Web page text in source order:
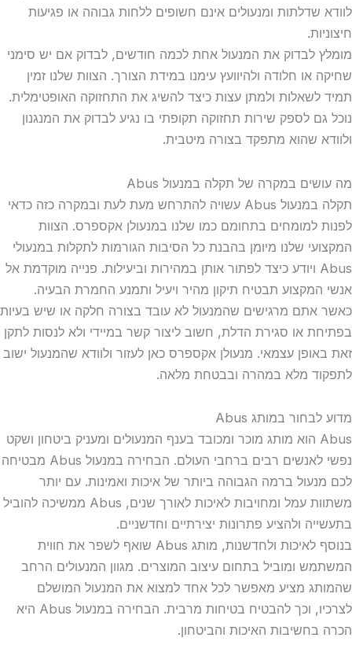
לוודא שדלתות ומנעולים אינם חשופים ללחות גבוהה או פגיעות
חיצוניות.
מומלץ לבדוק את המנעול אחת לכמה חודשים, לבדוק אם יש סימני
שחיקה או חלודה ולהיוועץ עימנו במידת הצורך. הצוות שלנו זמין
תמיד לשאלות ולמתן עצות כיצד להשיג את התחזוקה האופטימלית.
נוכל גם לספק שירות תחזוקה תקופתי בו נגיע לבדוק את המנגנון
ולוודא שהוא מתפקד בצורה מיטבית.
מה עושים במקרה של תקלה במנעול Abus
תקלה במנעול Abus עשויה להתרחש מעת לעת ובמקרה כזה כדאי
לפנות למומחים בתחומם כמו שלנו במנעולן אקספרס. הצוות
המקצועי שלנו מיומן בהבנת כל הסיבות הגורמות לתקלות במנעולי
Abus ויודע כיצד לפתור אותן במהירות וביעילות. פנייה מוקדמת אל
אנשי המקצוע תבטיח תיקון מהיר ויעיל ותמנע החמרת הבעיה.
כאשר אתם מרגישים שהמנעול לא עובד בצורה חלקה או שיש בעיות
בפתיחת או סגירת הדלת, חשוב ליצור קשר במיידי ולא לנסות לתקן
זאת באופן עצמאי. מנעולן אקספרס כאן לעזור ולוודא שהמנעול ישוב
לתפקוד מלא במהרה ובבטחת מלאה.
מדוע לבחור במותג Abus
Abus הוא מותג מוכר ומכובד בענף המנעולים ומעניק ביטחון ושקט
נפשי לאנשים רבים ברחבי העולם. הבחירה במנעול Abus מבטיחה
לכם מנעול ברמה הגבוהה ביותר של איכות ואמינות. עם יותר
משתוות עמל ומחויבות לאיכות לאורך שנים, Abus ממשיכה להוביל
בתעשייה ולהציע פתרונות יצירתיים וחדשניים.
בנוסף לאיכות ולחדשנות, מותג Abus שואף לשפר את חווית
המשתמש ומוביל בתחום עיצוב המוצרים. מגוון המנעולים הרחב
שהמותג מציע מאפשר לכל אחד למצוא את המנעול המושלם
לצרכיו, וכך להבטיח בטיחות מרבית. הבחירה במנעול Abus היא
הכרה בחשיבות האיכות והביטחון.